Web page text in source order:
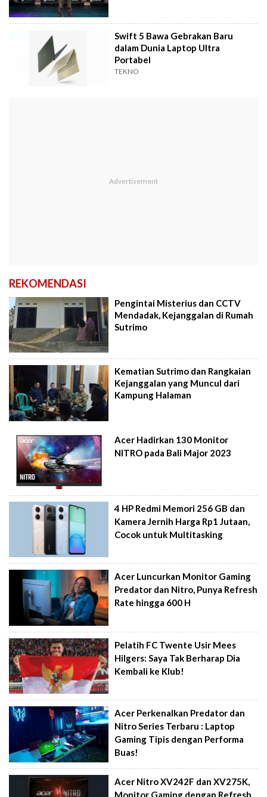
Swift 5 Bawa Gebrakan Baru
dalam Dunia Laptop Ultra
Portabel
TEKNO
REKOMENDASI
Pengintai Misterius dan CCTV
Mendadak, Kejanggalan di Rumah
Sutrimo
Kematian Sutrimo dan Rangkaian
Kejanggalan yang Muncul dari
Kampung Halaman
Acer Hadirkan 130 Monitor
NITRO pada Bali Major 2023
4 HP Redmi Memori 256 GB dan
Kamera Jernih Harga Rp1 Jutaan,
Cocok untuk Multitasking
Acer Luncurkan Monitor Gaming
Predator dan Nitro, Punya Refresh
Rate hingga 600 H
Pelatih FC Twente Usir Mees
Hilgers: Saya Tak Berharap Dia
Kembali ke Klub!
Acer Perkenalkan Predator dan
Nitro Series Terbaru : Laptop
Gaming Tipis dengan Performa
Buas!
Acer Nitro XV242F dan XV275K,
Monitor Gaming dengan Refresh